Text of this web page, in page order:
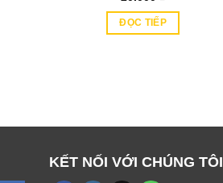
ĐỌC TIẾP
KẾT NỐI VỚI CHÚNG TÔI